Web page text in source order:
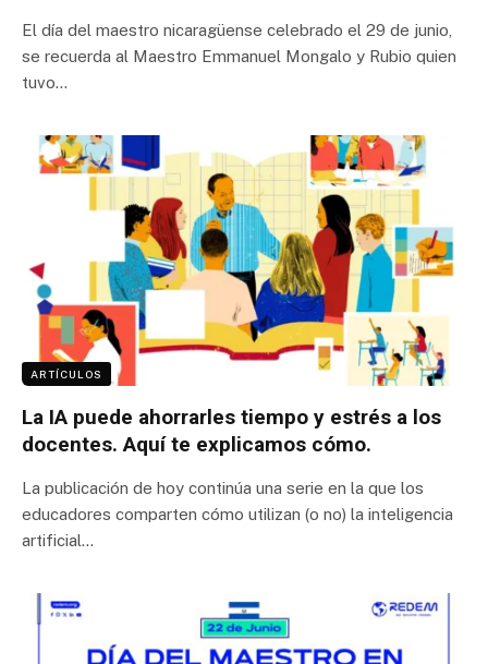
El día del maestro nicaragüense celebrado el 29 de junio,
se recuerda al Maestro Emmanuel Mongalo y Rubio quien
tuvo…
ARTÍCULOS
La IA puede ahorrarles tiempo y estrés a los
docentes. Aquí te explicamos cómo.
La publicación de hoy continúa una serie en la que los
educadores comparten cómo utilizan (o no) la inteligencia
artificial…